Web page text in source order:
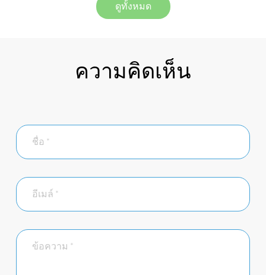
ดูทั้งหมด
ความคิดเห็น